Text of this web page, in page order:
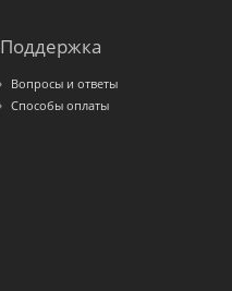
Поддержка
Вопросы и ответы
Способы оплаты